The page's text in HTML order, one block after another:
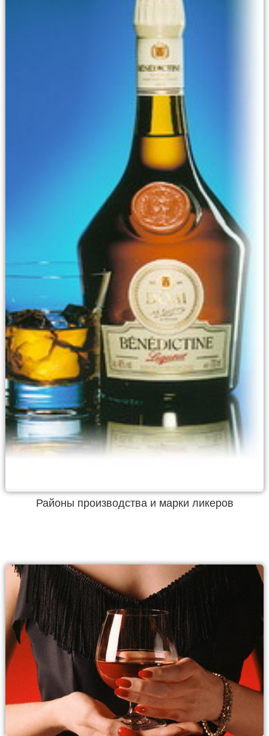
Районы производства и марки ликеров